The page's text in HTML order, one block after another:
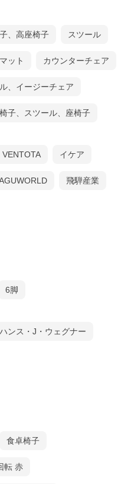
、高座椅子 スツール
ット カウンターチェア
、イージーチェア
子、スツール、座椅子
VENTOTA イケア
飛騨産業
6脚
ハンス・J・ウェグナー
食卓椅子
転 赤